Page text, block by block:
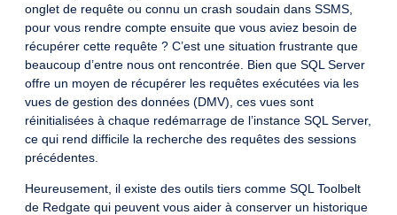
onglet de requête ou connu un crash soudain dans SSMS,
pour vous rendre compte ensuite que vous aviez besoin de
récupérer cette requête ? C’est une situation frustrante que
beaucoup d’entre nous ont rencontrée. Bien que SQL Server
offre un moyen de récupérer les requêtes exécutées via les
vues de gestion des données (DMV), ces vues sont
réinitialisées à chaque redémarrage de l’instance SQL Server,
ce qui rend difficile la recherche des requêtes des sessions
précédentes.
Heureusement, il existe des outils tiers comme SQL Toolbelt
de Redgate qui peuvent vous aider à conserver un historique